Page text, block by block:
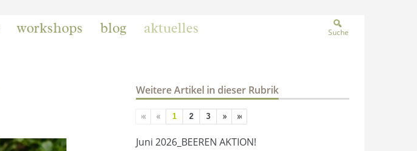
workshops blog aktuelles Suche
Weitere Artikel in dieser Rubrik
1 2 3
Juni 2026_BEEREN AKTION!